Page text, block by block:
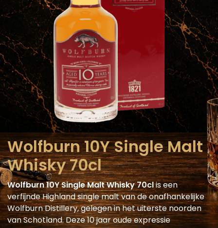
Wolfburn 10Y Single Malt
Whisky 70cl
Wolfburn 10Y Single Malt Whisky 70clis een
verfijnde Highland single malt van de onafhankelijke
Wolfburn Distillery, gelegen in het uiterste noorden
van Schotland. Deze 10 jaar oude expressie